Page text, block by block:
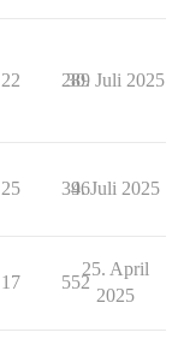
22 289
30. Juli 2025
25 346
9. Juli 2025
17 552
25. April
2025